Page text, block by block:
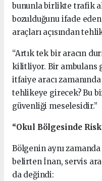
bununla birlikte trafik
bozulduğunu ifade
araçları açısından
“Artık tek bir aracın
kilitliyor. Bir ambulans
itfaiye aracı
tehlikeye girecek? Bu
güvenliği meselesidir.”
“Okul Bölgesinde
Bölgenin aynı
belirten İnan, servis
da değindi: